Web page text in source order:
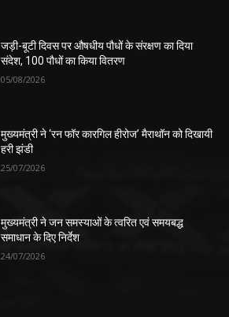
जड़ी-बूटी दिवस पर औषधीय पौधों के संरक्षण का दिया
संदेश, 100 पौधों का किया वितरण
05/08/2026
मुख्यमंत्री ने ‘रन फॉर कारगिल हीरोज’ मैराथॉन को दिखायी
हरी झंडी
25/07/2026
मुख्यमंत्री ने जन समस्याओं के त्वरित एवं समयबद्ध
समाधान के दिए निर्देश
24/07/2026